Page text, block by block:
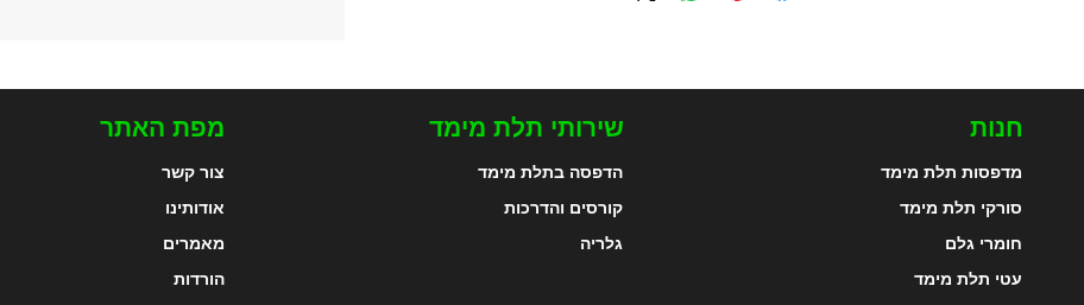
מפת האתר
צור קשר
אודותינו
מאמרים
הורדות
שירותי תלת מימד
הדפסה בתלת מימד
קורסים והדרכות
גלריה
חנות
מדפסות תלת מימד
סורקי תלת מימד
חומרי גלם
עטי תלת מימד